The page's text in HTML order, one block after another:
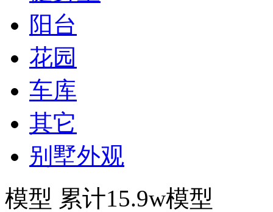
阳台
花园
车库
其它
别墅外观
模型 累计15.9w模型